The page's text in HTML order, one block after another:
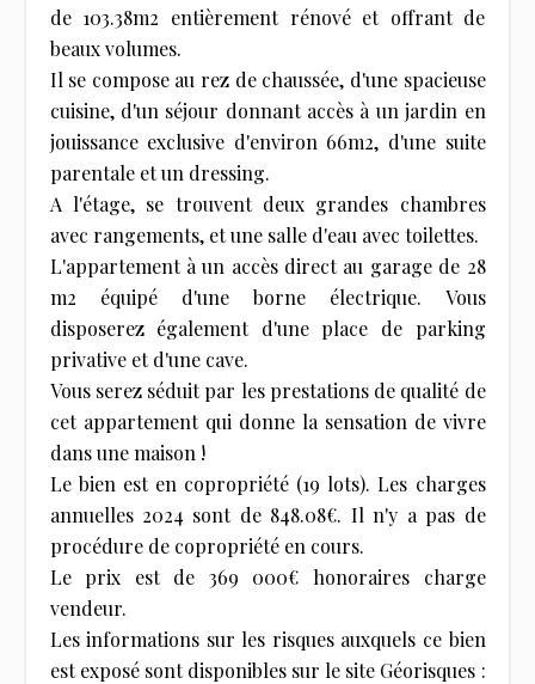
de 103.38m2 entièrement rénové et offrant de
beaux volumes.
Il se compose au rez de chaussée, d'une spacieuse
cuisine, d'un séjour donnant accès à un jardin en
jouissance exclusive d'environ 66m2, d'une suite
parentale et un dressing.
A l'étage, se trouvent deux grandes chambres
avec rangements, et une salle d'eau avec toilettes.
L'appartement à un accès direct au garage de 28
m2 équipé d'une borne électrique. Vous
disposerez également d'une place de parking
privative et d'une cave.
Vous serez séduit par les prestations de qualité de
cet appartement qui donne la sensation de vivre
dans une maison !
Le bien est en copropriété (19 lots). Les charges
annuelles 2024 sont de 848.08€. Il n'y a pas de
procédure de copropriété en cours.
Le prix est de 369 000€ honoraires charge
vendeur.
Les informations sur les risques auxquels ce bien
est exposé sont disponibles sur le site Géorisques :